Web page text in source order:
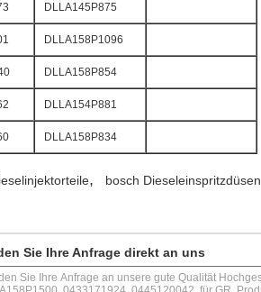
DLLA145P875
DLLA158P1096
DLLA158P854
DLLA154P881
DLLA158P834
, bosch Dieseleinspritzdüsen
Sie Ihre Anfrage direkt an uns